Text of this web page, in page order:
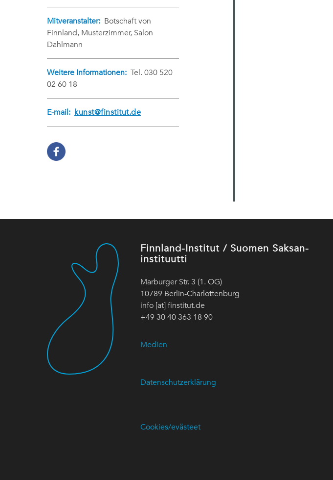
Mitveranstalter: Botschaft von
Finnland, Musterzimmer, Salon
Dahlmann
Weitere Informationen: Tel. 030 520
02 60 18
E-mail: kunst@finstitut.de
Finnland-Institut / Suomen Saksan-
instituutti
Marburger Str. 3 (1. OG)
10789 Berlin-Charlottenburg
info [at] finstitut.de
+49 30 40 363 18 90
Medien
Datenschutzerklärung
Cookies/evästeet